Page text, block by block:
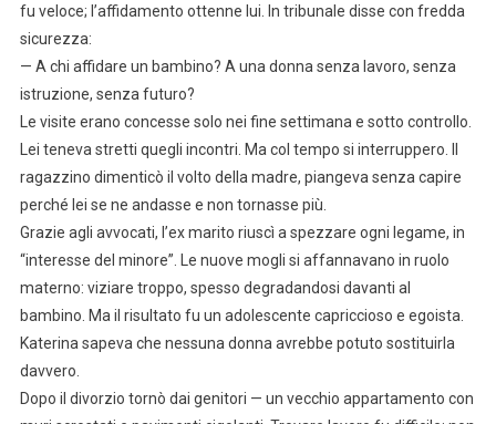
fu veloce; l’affidamento ottenne lui. In tribunale disse con fredda
sicurezza:
— A chi affidare un bambino? A una donna senza lavoro, senza
istruzione, senza futuro?
Le visite erano concesse solo nei fine settimana e sotto controllo.
Lei teneva stretti quegli incontri. Ma col tempo si interruppero. Il
ragazzino dimenticò il volto della madre, piangeva senza capire
perché lei se ne andasse e non tornasse più.
Grazie agli avvocati, l’ex marito riuscì a spezzare ogni legame, in
“interesse del minore”. Le nuove mogli si affannavano in ruolo
materno: viziare troppo, spesso degradandosi davanti al
bambino. Ma il risultato fu un adolescente capriccioso e egoista.
Katerina sapeva che nessuna donna avrebbe potuto sostituirla
davvero.
Dopo il divorzio tornò dai genitori — un vecchio appartamento con